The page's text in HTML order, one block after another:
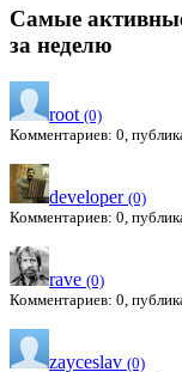
Самые
за неделю
root (0)
Комментариев: 0,
developer (0)
Комментариев: 0,
rave (0)
Комментариев: 0,
zayceslav (0)